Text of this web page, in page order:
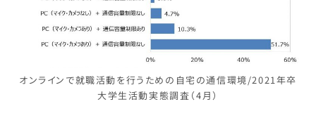
オンラインで就職活動を行うための自宅の通信環境/2021年卒
大学生活動実態調査（4月）